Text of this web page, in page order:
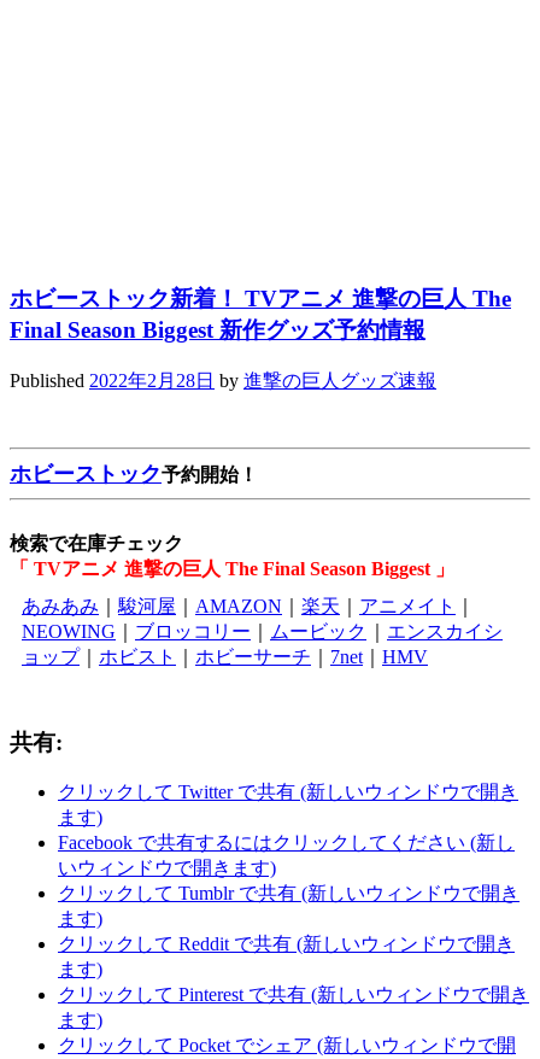
ホビーストック新着！ TVアニメ 進撃の巨人 The
Final Season Biggest 新作グッズ予約情報
Published 2022年2月28日 by 進撃の巨人グッズ速報
ホビーストック予約開始！
検索で在庫チェック
「 TVアニメ 進撃の巨人 The Final Season Biggest 」
あみあみ
駿河屋 AMAZON 楽天 アニメイト
NEOWING
ブロッコリー ムービック
エンスカイシ
ョップ｜ ホビスト ホビーサーチ 7net HMV
共有:
クリックして Twitter で共有 (新しいウィンドウで開き
ます)
Facebook で共有するにはクリックしてください (新し
いウィンドウで開きます)
クリックして Tumblr で共有 (新しいウィンドウで開き
ます)
クリックして Reddit で共有 (新しいウィンドウで開き
ます)
クリックして Pinterest で共有 (新しいウィンドウで開き
ます)
クリックして Pocket でシェア (新しいウィンドウで開